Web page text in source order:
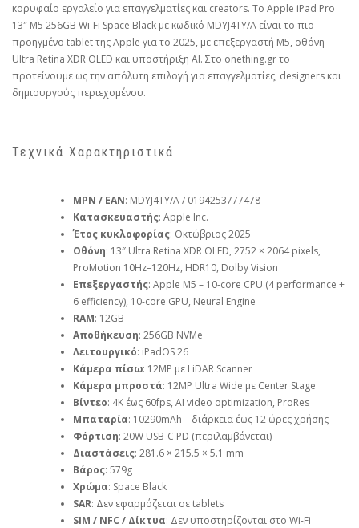
κορυφαίο εργαλείο για επαγγελματίες και creators. Το Apple iPad Pro
13″ M5 256GB Wi-Fi Space Black με κωδικό MDYJ4TY/A είναι το πιο
προηγμένο tablet της Apple για το 2025, με επεξεργαστή M5, οθόνη
Ultra Retina XDR OLED και υποστήριξη AI. Στο onething.gr το
προτείνουμε ως την απόλυτη επιλογή για επαγγελματίες, designers και
δημιουργούς περιεχομένου.
Τεχνικά Χαρακτηριστικά
MPN / EAN: MDYJ4TY/A / 0194253777478
Κατασκευαστής: Apple Inc.
Έτος κυκλοφορίας: Οκτώβριος 2025
Οθόνη: 13″ Ultra Retina XDR OLED, 2752 × 2064 pixels,
ProMotion 10Hz–120Hz, HDR10, Dolby Vision
Επεξεργαστής: Apple M5 – 10-core CPU (4 performance +
6 efficiency), 10-core GPU, Neural Engine
RAM: 12GB
Αποθήκευση: 256GB NVMe
Λειτουργικό: iPadOS 26
Κάμερα πίσω: 12MP με LiDAR Scanner
Κάμερα μπροστά: 12MP Ultra Wide με Center Stage
Βίντεο: 4K έως 60fps, AI video optimization, ProRes
Μπαταρία: 10290mAh – διάρκεια έως 12 ώρες χρήσης
Φόρτιση: 20W USB-C PD (περιλαμβάνεται)
Διαστάσεις: 281.6 × 215.5 × 5.1 mm
Βάρος: 579g
Χρώμα: Space Black
SAR: Δεν εφαρμόζεται σε tablets
SIM / NFC / Δίκτυα: Δεν υποστηρίζονται στο Wi-Fi